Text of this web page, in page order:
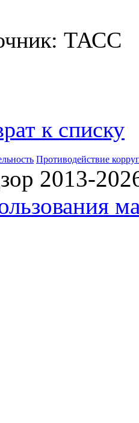
ТАСС
к списку
Противодействие
2013-